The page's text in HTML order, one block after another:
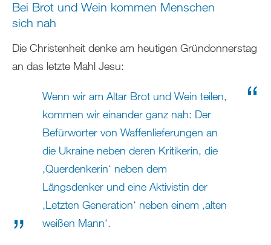
Bei Brot und Wein kommen Menschen
sich nah
Die Christenheit denke am heutigen Gründonnerstag
an das letzte Mahl Jesu:
Wenn wir am Altar Brot und Wein teilen,
kommen wir einander ganz nah: Der
Befürworter von Waffenlieferungen an
die Ukraine neben deren Kritikerin, die
‚Querdenkerin‘ neben dem
Längsdenker und eine Aktivistin der
‚Letzten Generation‘ neben einem ‚alten
weißen Mann‘.